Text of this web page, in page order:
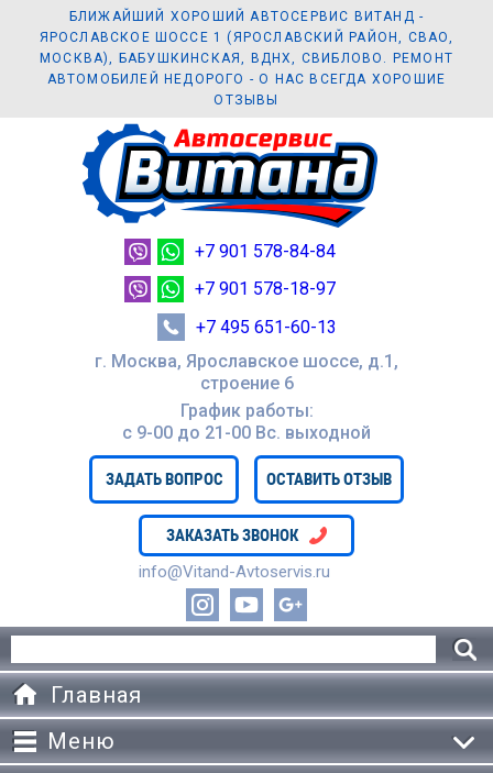
БЛИЖАЙШИЙ ХОРОШИЙ АВТОСЕРВИС ВИТАНД -
ЯРОСЛАВСКОЕ ШОССЕ 1 (ЯРОСЛАВСКИЙ РАЙОН, СВАО,
МОСКВА), БАБУШКИНСКАЯ, ВДНХ, СВИБЛОВО. РЕМОНТ
АВТОМОБИЛЕЙ НЕДОРОГО - О НАС ВСЕГДА ХОРОШИЕ
ОТЗЫВЫ
г. Москва, Ярославское шоссе, д.1,
строение 6
График работы:
с 9-00 до 21-00 Вc. выходной
ЗАДАТЬ ВОПРОС ОСТАВИТЬ ОТЗЫВ
ЗАКАЗАТЬ ЗВОНОК
info@Vitand-Avtoservis.ru
+7 901 578-84-84
+7 901 578-18-97
+7 495 651-60-13
Главная
Меню